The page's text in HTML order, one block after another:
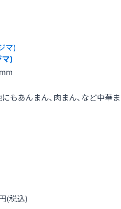
)
もあんまん、肉まん、など中華
(税込)